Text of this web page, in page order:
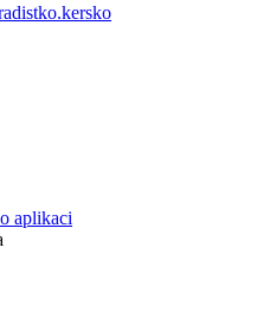
aplikaci